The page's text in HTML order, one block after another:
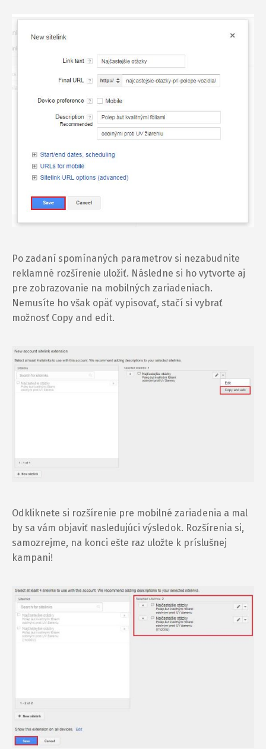
Po zadaní spomínaných parametrov si nezabudnite
reklamné rozšírenie uložiť. Následne si ho vytvorte aj
pre zobrazovanie na mobilných zariadeniach.
Nemusíte ho však opäť vypisovať, stačí si vybrať
možnosť Copy and edit.
Odkliknete si rozšírenie pre mobilné zariadenia a mal
by sa vám objaviť nasledujúci výsledok. Rozšírenia si,
samozrejme, na konci ešte raz uložte k príslušnej
kampani!